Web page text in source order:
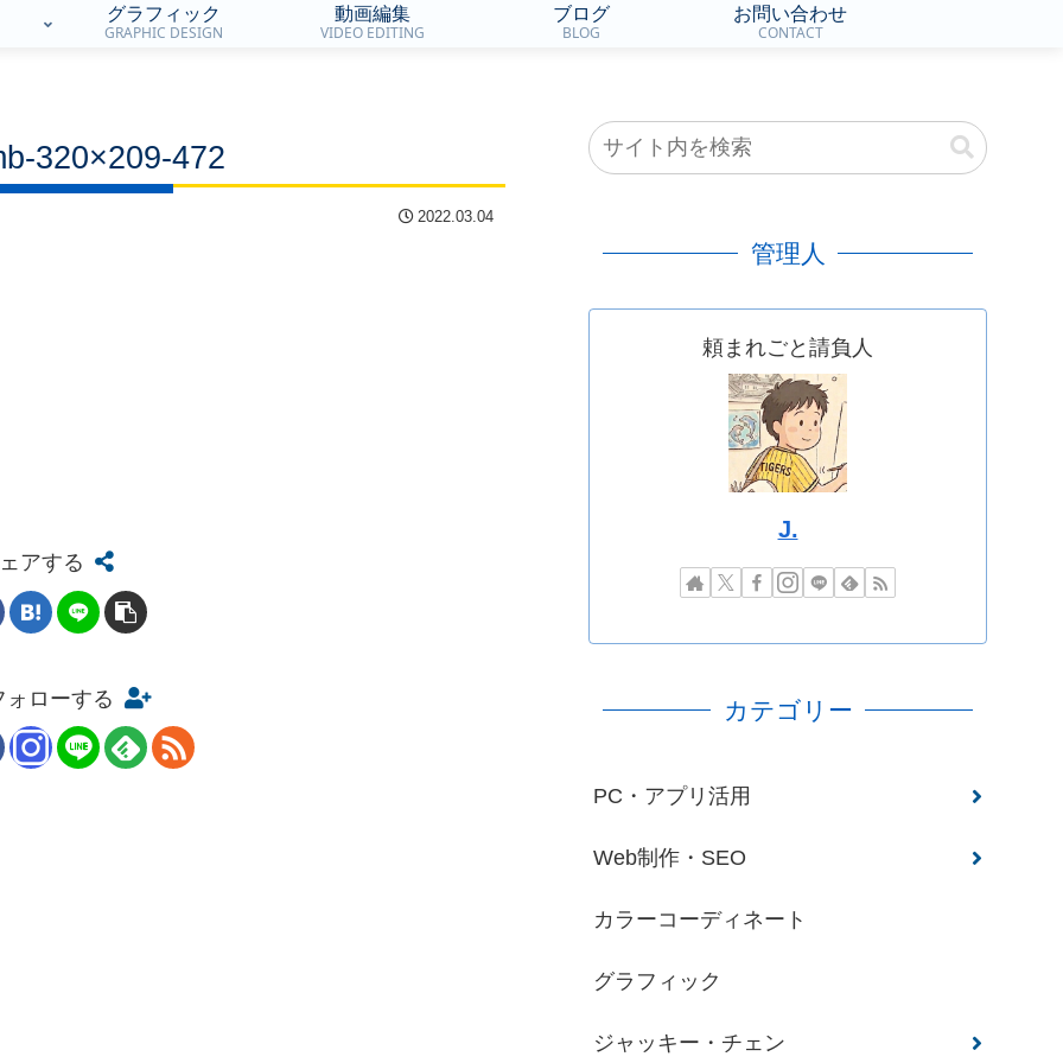
グラフィック
GRAPHIC DESIGN
動画編集
VIDEO EDITING
ブログ
BLOG
お問い合わせ
CONTACT
320×209-472
2022.03.04
アする
ォローする
管理人
頼まれごと請負人
J.
カテゴリー
PC・アプリ活用
Web制作・SEO
カラーコーディネート
グラフィック
ジャッキー・チェン